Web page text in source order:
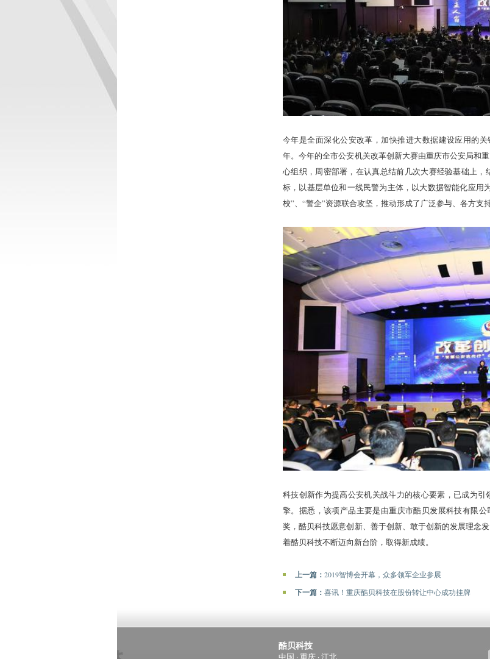
今年是全面深化公安改革，加快推进大数据建设应用的
年。今年的全市公安机关改革创新大赛由重庆市公安局和
心组织，周密部署，在认真总结前几次大赛经验基础上
标，以基层单位和一线民警为主体，以大数据智能化应
校”、“警企”资源联合攻坚，推动形成了广泛参与、各方支
科技创新作为提高公安机关战斗力的核心要素，已成为
擎。据悉，该项产品主要是由重庆市酷贝发展科技有限
奖，酷贝科技愿意创新、善于创新、敢于创新的发展理念
着酷贝科技不断迈向新台阶，取得新成绩。
上一篇： 2019智博会开幕，众多领军企业参展
下一篇： 喜讯！重庆酷贝科技在股份转让中心成功挂牌
酷贝科技
中国 · 重庆 · 江北